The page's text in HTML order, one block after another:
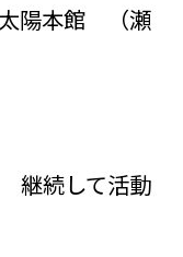
陽本館 （瀬
続して活動